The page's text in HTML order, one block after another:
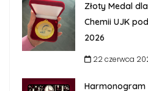
Złoty Medal
Chemii UJK
2026
22 czerwca
Harmonogram